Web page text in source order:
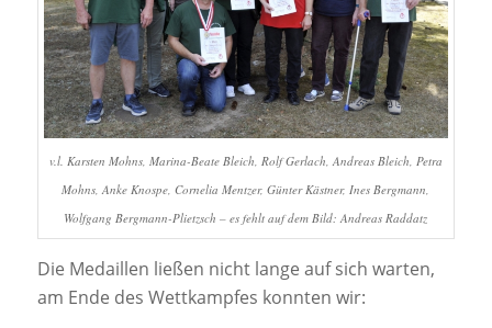
v.l. Karsten Mohns, Marina-Beate Bleich, Rolf Gerlach, Andreas Bleich, Petra
Mohns, Anke Knospe, Cornelia Mentzer, Günter Kästner, Ines Bergmann,
Wolfgang Bergmann-Plietzsch – es fehlt auf dem Bild: Andreas Raddatz
Die Medaillen ließen nicht lange auf sich warten,
am Ende des Wettkampfes konnten wir: